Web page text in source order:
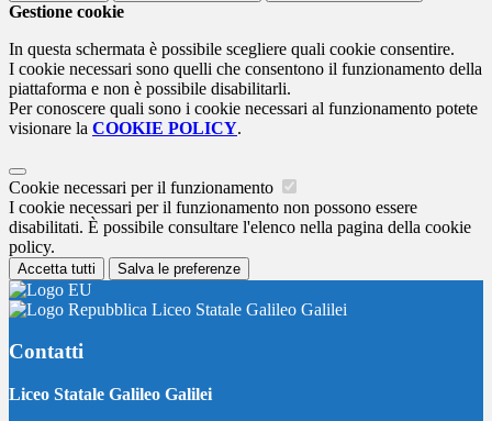
Gestione cookie
In questa schermata è possibile scegliere quali cookie consentire.
I cookie necessari sono quelli che consentono il funzionamento della
piattaforma e non è possibile disabilitarli.
Per conoscere quali sono i cookie necessari al funzionamento potete
visionare la COOKIE POLICY.
Cookie necessari per il funzionamento
I cookie necessari per il funzionamento non possono essere
disabilitati. È possibile consultare l'elenco nella pagina della cookie
policy.
Accetta tutti Salva le preferenze
Liceo Statale Galileo Galilei
Contatti
Liceo Statale Galileo Galilei